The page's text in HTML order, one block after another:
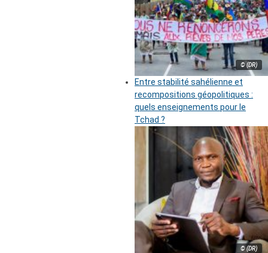
© (DR)
Entre stabilité sahélienne et
recompositions géopolitiques :
quels enseignements pour le
Tchad ?
© (DR)